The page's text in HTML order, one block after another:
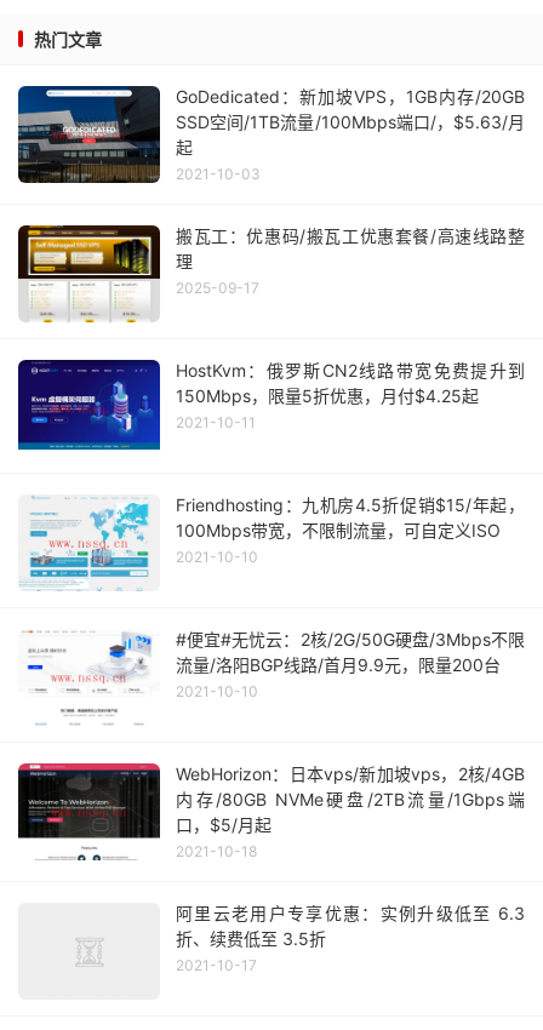
热门文章
GoDedicated：新加坡VPS，1GB内存/20GB
SSD空间/1TB流量/100Mbps端口/，$5.63/月
起
2021-10-03
搬瓦工：优惠码/搬瓦工优惠套餐/高速线路整
理
2025-09-17
HostKvm：俄罗斯CN2线路带宽免费提升到
150Mbps，限量5折优惠，月付$4.25起
2021-10-11
Friendhosting：九机房4.5折促销$15/年起，
100Mbps带宽，不限制流量，可自定义ISO
2021-10-10
#便宜#无忧云：2核/2G/50G硬盘/3Mbps不限
流量/洛阳BGP线路/首月9.9元，限量200台
2021-10-10
WebHorizon：日本vps/新加坡vps，2核/4GB
内存/80GB NVMe硬盘/2TB流量/1Gbps端
口，$5/月起
2021-10-18
阿里云老用户专享优惠：实例升级低至 6.3
折、续费低至 3.5折
2021-10-17